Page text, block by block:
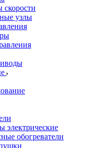
скорости
узлы
электрические
обогреватели